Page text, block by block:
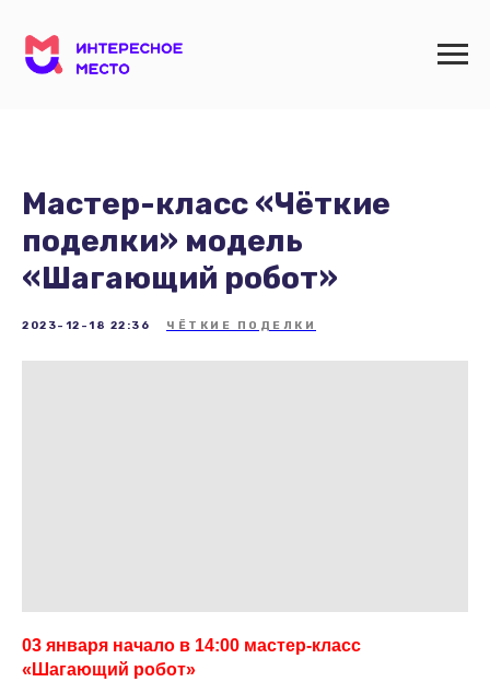
Мастер-класс «Чёткие
поделки» модель
«Шагающий робот»
2023-12-18 22:36 ЧЁТКИЕ ПОДЕЛКИ
03 января начало в 14:00 мастер-класс
«Шагающий робот»